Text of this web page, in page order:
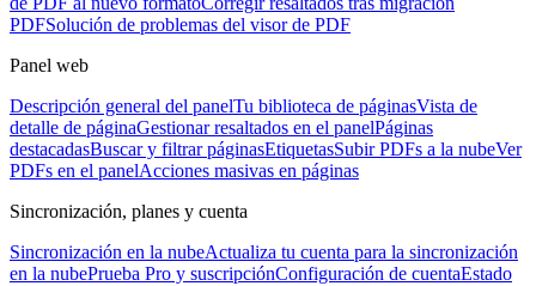
PDFSolución de problemas del visor de PDF
Panel web
Descripción general del panelTu biblioteca de páginasVista de
detalle de páginaGestionar resaltados en el panelPáginas
destacadasBuscar y filtrar páginasEtiquetasSubir PDFs a la nubeVer
PDFs en el panelAcciones masivas en páginas
Sincronización, planes y cuenta
Sincronización en la nubeActualiza tu cuenta para la sincronización
en la nubePrueba Pro y suscripciónConfiguración de cuentaEstado